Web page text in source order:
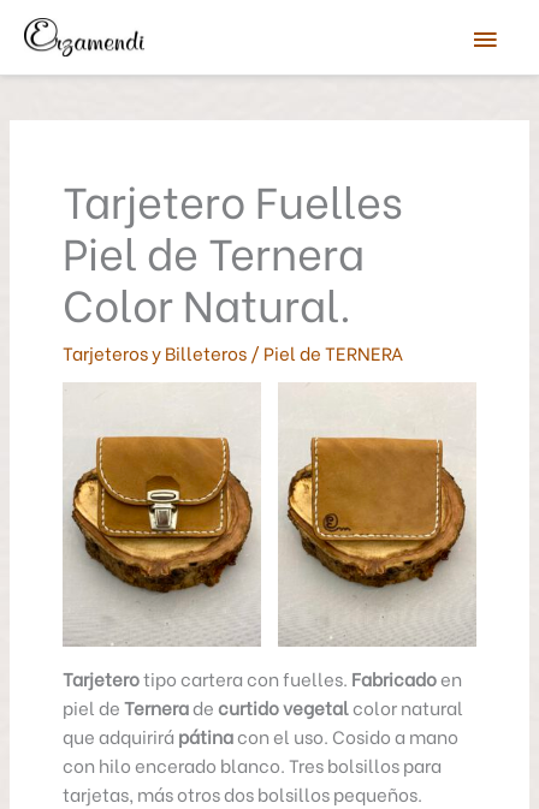
contenido
Tarjetero Fuelles
Piel de Ternera
Color Natural.
Tarjeteros y Billeteros/ Piel de TERNERA
Tarjeterotipo cartera con fuelles. Fabricadoen
piel deTerneradecurtido vegetalcolor natural
que adquirirá pátinacon el uso. Cosido a mano
con hilo encerado blanco. Tres bolsillos para
tarjetas, más otros dos bolsillos pequeños.